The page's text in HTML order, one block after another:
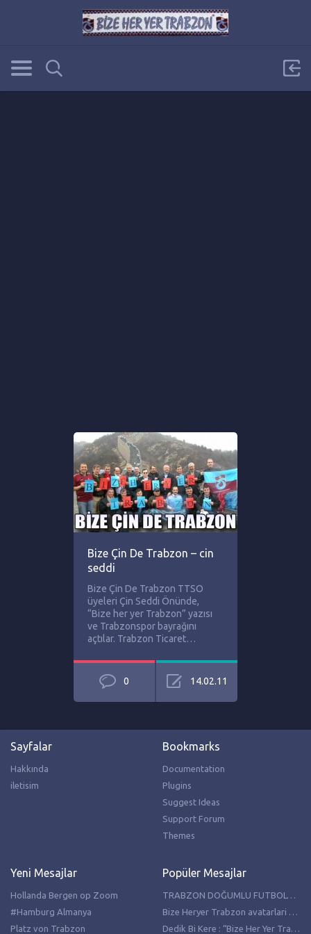
Bize Çin De Trabzon – cin
seddi
Bize Çin De Trabzon TTSO
üyeleri Çin Seddi Önünde,
“Bize her yer Trabzon” yazısı
ve Trabzonspor bayrağını
açtılar. Trabzon Ticaret…
0 14.02.11
Sayfalar
Hakkında
iletisim
Bookmarks
Documentation
Plugins
Suggest Ideas
Support Forum
Themes
Yeni Mesajlar
Hollanda Bergen op Zoom
#Hamburg Almanya
Platz von Trabzon
Popüler Mesajlar
TRABZON DOĞUMLU FUTBOLCULAR
Bize Heryer Trabzon avatarlari resimleri
Dedik Bi Kere : “Bize Her Yer Trabzon”